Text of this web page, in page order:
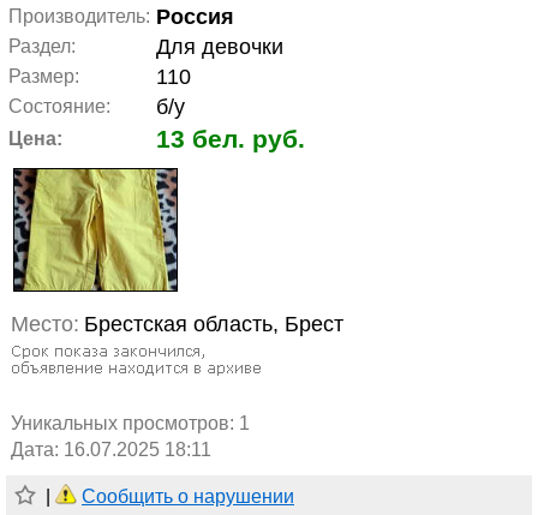
Производитель: Россия
Раздел: Для девочки
Размер: 110
Состояние: б/у
Цена: 13 бел. руб.
Место: Брестская область, Брест
Уникальных просмотров: 1
Дата: 16.07.2025 18:11
Сообщить о нарушении